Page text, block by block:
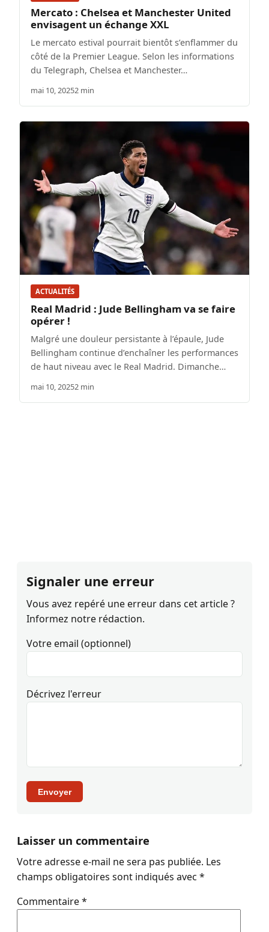
Mercato : Chelsea et Manchester United
envisagent un échange XXL
Le mercato estival pourrait bientôt s’enflammer du
côté de la Premier League. Selon les informations
du Telegraph, Chelsea et Manchester…
mai 10, 20252 min
ACTUALITÉS
Real Madrid : Jude Bellingham va se faire
opérer !
Malgré une douleur persistante à l’épaule, Jude
Bellingham continue d’enchaîner les performances
de haut niveau avec le Real Madrid. Dimanche…
mai 10, 20252 min
Signaler une erreur
Vous avez repéré une erreur dans cet article ?
Informez notre rédaction.
Votre email (optionnel)
Décrivez l'erreur
Envoyer
Laisser un commentaire
Votre adresse e-mail ne sera pas publiée. Les
champs obligatoires sont indiqués avec *
Commentaire*